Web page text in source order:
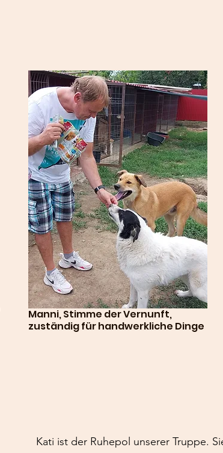
Manni, Stimme der Vernunft,
zuständig für handwerkliche Dinge
Kati ist der Ruhepol unserer Truppe.